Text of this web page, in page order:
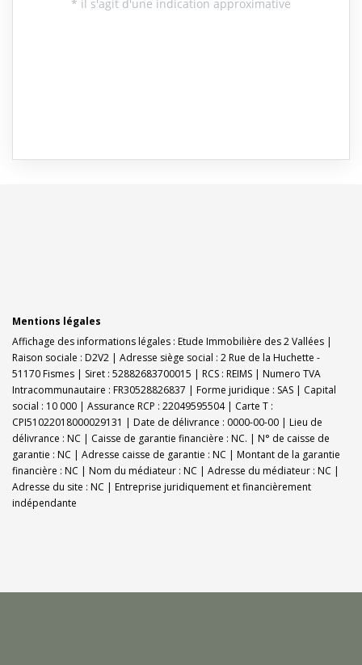
Mentions légales
Affichage des informations légales : Etude Immobilière des 2 Vallées |
Raison sociale : D2V2 | Adresse siège social : 2 Rue de la Huchette -
51170 Fismes | Siret : 52882683700015 | RCS : REIMS | Numero TVA
Intracommunautaire : FR30528826837 | Forme juridique : SAS | Capital
social : 10 000 | Assurance RCP : 22049595504 | Carte T :
CPI51022018000029131 | Date de délivrance : 0000-00-00 | Lieu de
délivrance : NC | Caisse de garantie financière : NC. | N° de caisse de
garantie : NC | Adresse caisse de garantie : NC | Montant de la garantie
financière : NC | Nom du médiateur : NC | Adresse du médiateur : NC |
Adresse du site : NC | Entreprise juridiquement et financièrement
indépendante